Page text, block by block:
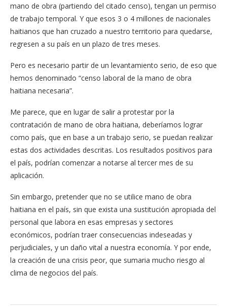
mano de obra (partiendo del citado censo), tengan un permiso
de trabajo temporal. Y que esos 3 o 4 millones de nacionales
haitianos que han cruzado a nuestro territorio para quedarse,
regresen a su país en un plazo de tres meses.
Pero es necesario partir de un levantamiento serio, de eso que
hemos denominado “censo laboral de la mano de obra
haitiana necesaria”.
Me parece, que en lugar de salir a protestar por la
contratación de mano de obra haitiana, deberíamos lograr
como país, que en base a un trabajo serio, se puedan realizar
estas dos actividades descritas. Los resultados positivos para
el país, podrían comenzar a notarse al tercer mes de su
aplicación.
Sin embargo, pretender que no se utilice mano de obra
haitiana en el país, sin que exista una sustitución apropiada del
personal que labora en esas empresas y sectores
económicos, podrían traer consecuencias indeseadas y
perjudiciales, y un daño vital a nuestra economía. Y por ende,
la creación de una crisis peor, que sumaria mucho riesgo al
clima de negocios del país.